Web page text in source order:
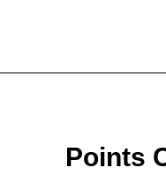
Points